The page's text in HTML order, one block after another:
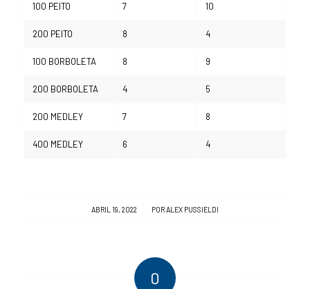
100 PEITO 7 10
200 PEITO 8 4
100 BORBOLETA 8 9
200 BORBOLETA 4 5
200 MEDLEY 7 8
400 MEDLEY 6 4
ABRIL 19, 2022
/ PORALEX PUSSIELDI
0